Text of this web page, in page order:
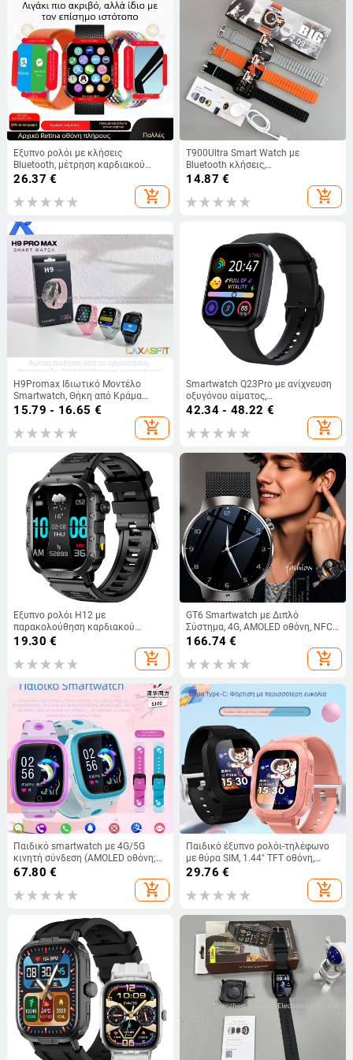
Έξυπνο ρολόι με κλήσεις
Bluetooth, μέτρηση καρδιακού
ρυθμού, αρτηριακής πίεσης,
οξυγόνου αίματος
26.37 €
add_shopping_cart
T900Ultra Smart Watch με
Bluetooth κλήσεις,
παρακολούθηση υγείας, ανίχνευση
παρακολούθηση ύπνου, 2.02" TFT
14.87 €
add_shopping_cart
H9Promax Ιδιωτικό Μοντέλο
Smartwatch, Θήκη από Κράμα
Τιτανίου, Τετράγωνος Καντράν,
Συμβατό με Android, Μπαταρία 7–
14 Ημερών
15.79 - 16.65 €
add_shopping_cart
Smartwatch Q23Pro με ανίχνευση
οξυγόνου αίματος,
παρακολούθηση ύπνου, μέτρηση
καρδιακού ρυθμού, μετρητής
βημάτων, κλήσεις Bluetooth
ανίχνευση οξυγόνου αίματος;
παρακολούθηση ύπνου; μέτρηση
καρδιακού ρυθμού; μετρητής
βημάτων; Bluetoo
42.34 - 48.22 €
add_shopping_cart
Έξυπνο ρολόι H12 με
παρακολούθηση καρδιακού
ρυθμού, ανίχνευση οξυγόνου στο
αίμα, παρακολούθηση ύπνου,
κλήσεις Bluetooth και μετρητής
19.30 €
add_shopping_cart
GT6 Smartwatch με Διπλό
Σύστημα, 4G, AMOLED οθόνη, NFC,
παρακολούθηση καρδιακού
παλμού και λήψη φωτογραφιών
166.74 €
add_shopping_cart
Παιδικό smartwatch με 4G/5G
κινητή σύνδεση (AMOLED οθόνη;
λουράκι σιλικόνης; αδιάβροχο για
καθημερινή χρήση; αυτονομία έως
7 ημερών)
67.80 €
add_shopping_cart
Παιδικό έξυπνο ρολόι-τηλέφωνο
με θύρα SIM, 1.44" TFT οθόνη,
μπαταρία 450mAh, αδιάβροχο,
κάμερα για φωτογραφίες και
βιντεοκλήσεις
29.76 €
add_shopping_cart